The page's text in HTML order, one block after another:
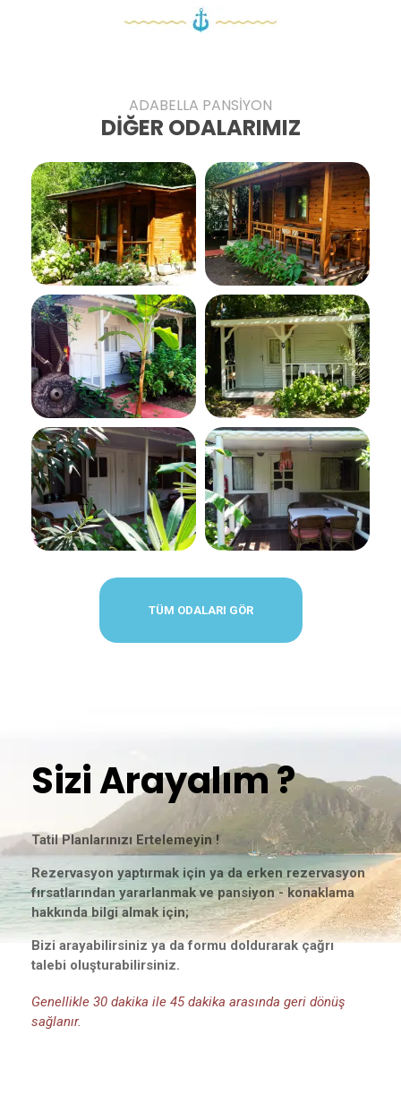
ADABELLA PANSİYON
DİĞER ODALARIMIZ
TÜM ODALARI GÖR
Sizi Arayalım ?
Tatil Planlarınızı Ertelemeyin !
Rezervasyon yaptırmak için ya da erken rezervasyon
fırsatlarından yararlanmak ve pansiyon - konaklama
hakkında bilgi almak için;
Bizi arayabilirsiniz ya da formu doldurarak çağrı
talebi oluşturabilirsiniz.
Genellikle 30 dakika ile 45 dakika arasında geri dönüş
sağlanır.